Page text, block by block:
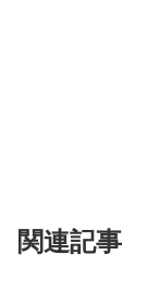
関連記事